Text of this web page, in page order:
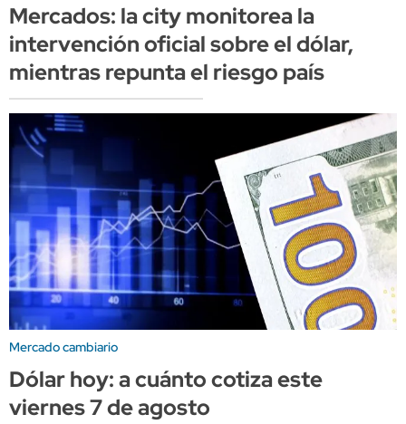
Mercados: la city monitorea la
intervención oficial sobre el dólar,
mientras repunta el riesgo país
Mercado cambiario
Dólar hoy: a cuánto cotiza este
viernes 7 de agosto